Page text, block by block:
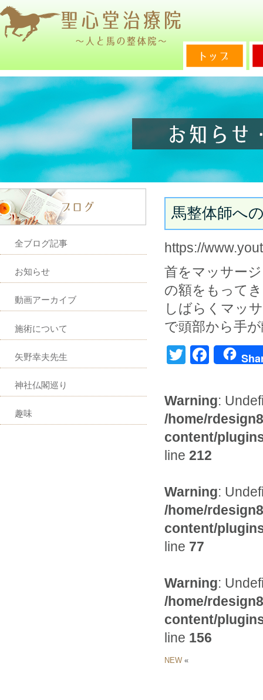
馬整体師へ
https://
首をマッサー
の額をもって
しばらくマッ
で頭部から手
Twitter
Warning:
/home/
content/
line 212
Warning:
/home/
content/
line 77
Warning:
/home/
content/
line 156
NEW «
全ブログ記事
お知らせ
動画アーカイブ
施術について
矢野幸夫先生
神社仏閣巡り
趣味